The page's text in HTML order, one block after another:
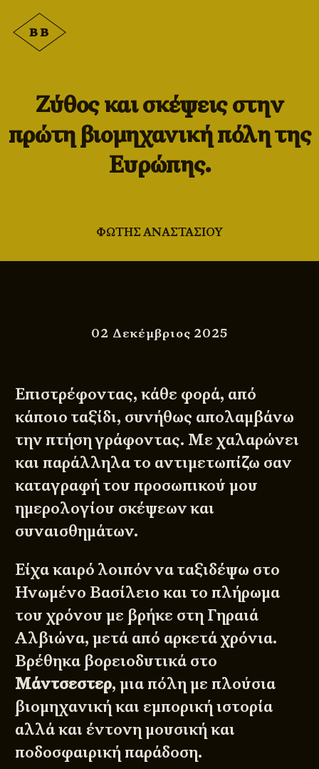
Ζύθος και σκέψεις στην
πρώτη βιομηχανική πόλη της
Ευρώπης.
ΦΩΤΗΣ ΑΝΑΣΤΑΣΙΟΥ
02 Δεκέμβριος 2025
Επιστρέφοντας, κάθε φορά, από
κάποιο ταξίδι, συνήθως απολαμβάνω
την πτήση γράφοντας. Με χαλαρώνει
και παράλληλα το αντιμετωπίζω σαν
καταγραφή του προσωπικού μου
ημερολογίου σκέψεων και
συναισθημάτων.
Είχα καιρό λοιπόν να ταξιδέψω στο
Ηνωμένο Βασίλειο και το πλήρωμα
του χρόνου με βρήκε στη Γηραιά
Αλβιώνα, μετά από αρκετά χρόνια.
Βρέθηκα βορειοδυτικά στο
Μάντσεστερ, μια πόλη με πλούσια
βιομηχανική και εμπορική ιστορία
αλλά και έντονη μουσική και
ποδοσφαιρική παράδοση.